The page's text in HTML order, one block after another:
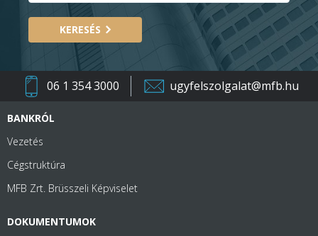
KERESÉS
06 1 354 3000 ugyfelszolgalat@mfb.hu
BANKRÓL
Vezetés
Cégstruktúra
MFB Zrt. Brüsszeli Képviselet
DOKUMENTUMOK